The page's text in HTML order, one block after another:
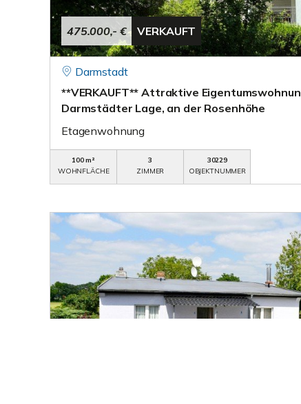
475.000,- € VERKAUFT
Darmstadt
**VERKAUFT** Attraktive
Darmstädter Lage, an der Rosenhöhe
Etagenwohnung
100 m²
WOHNFLÄCHE
3
ZIMMER
30229
OBJEKTNUMMER